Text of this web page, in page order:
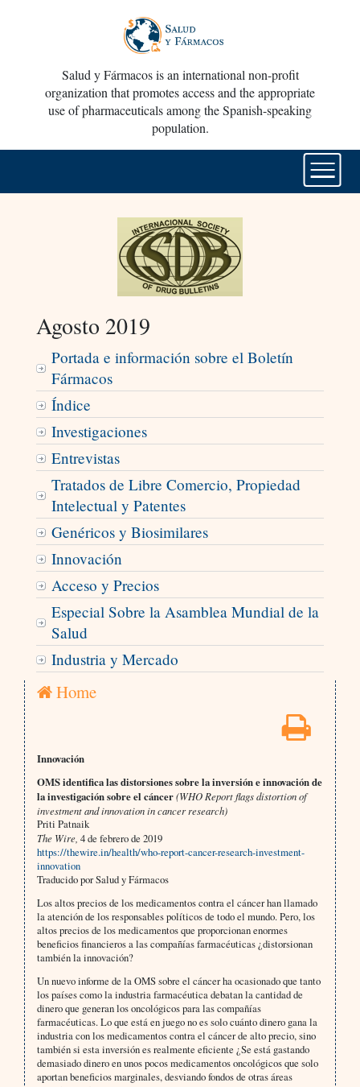
Salud y Fármacos is an international non-profit
organization that promotes access and the appropriate
use of pharmaceuticals among the Spanish-speaking
population.
Agosto 2019
Portada e información sobre el Boletín
Fármacos
Índice
Investigaciones
Entrevistas
Tratados de Libre Comercio, Propiedad
Intelectual y Patentes
Genéricos y Biosimilares
Innovación
Acceso y Precios
Especial Sobre la Asamblea Mundial de la
Salud
Industria y Mercado
Home
Innovación
OMS identifica las distorsiones sobre la inversión e innovación de
la investigación sobre el cáncer(WHO Report flags distortion of
investment and innovation in cancer research)
Priti Patnaik
The Wire, 4 de febrero de 2019
https://thewire.in/health/who-report-cancer-research-investment-
innovation
Traducido por Salud y Fármacos
Los altos precios de los medicamentos contra el cáncer han llamado
la atención de los responsables políticos de todo el mundo. Pero, los
altos precios de los medicamentos que proporcionan enormes
beneficios financieros a las compañías farmacéuticas ¿distorsionan
también la innovación?
Un nuevo informe de la OMS sobre el cáncer ha ocasionado que tanto
los países como la industria farmacéutica debatan la cantidad de
dinero que generan los oncológicos para las compañías
farmacéuticas. Lo que está en juego no es solo cuánto dinero gana la
industria con los medicamentos contra el cáncer de alto precio, sino
también si esta inversión es realmente eficiente ¿Se está gastando
demasiado dinero en unos pocos medicamentos oncológicos que solo
aportan beneficios marginales, desviando fondos de otras áreas